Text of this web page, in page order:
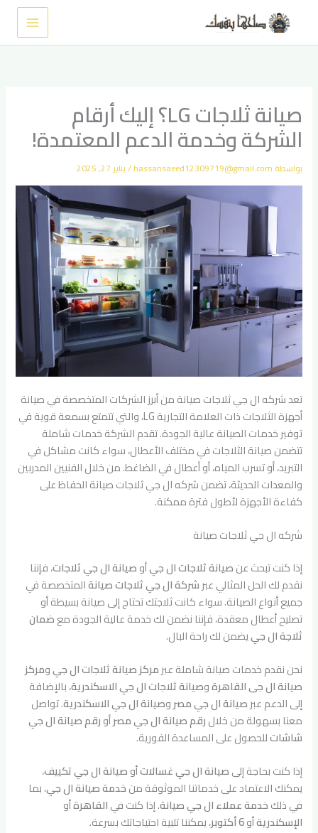
المحتوى
صيانة ثلاجات LG؟ إليك أرقام
الشركة وخدمة الدعم المعتمدة!
بواسطة hassansaeed12309719@gmail.com
/يناير 27, 2025
تعد شركه ال جي ثلاجات صيانة من أبرز الشركات المتخصصة في صيانة
أجهزة الثلاجات ذات العلامة التجارية LG، والتي تتمتع بسمعة قوية في
توفير خدمات الصيانة عالية الجودة. تقدم الشركة خدمات شاملة
تتضمن صيانة الثلاجات في مختلف الأعطال، سواء كانت مشاكل في
التبريد، أو تسرب المياه، أو أعطال في الضاغط. من خلال الفنيين المدربين
والمعدات الحديثة، تضمن شركه ال جي ثلاجات صيانة الحفاظ على
كفاءة الأجهزة لأطول فترة ممكنة.
شركه ال جي ثلاجات صيانة
إذا كنت تبحث عنصيانة ثلاجات ال جيأوصيانة ال جي ثلاجات، فإننا
نقدم لك الحل المثالي عبرشركة ال جي ثلاجات صيانةالمتخصصة في
جميع أنواع الصيانة. سواء كانت ثلاجتك تحتاج إلى صيانة بسيطة أو
تصليح أعطال معقدة، فإننا نضمن لك خدمة عالية الجودة معضمان
ثلاجة ال جييضمن لك راحة البال.
نحن نقدم خدمات صيانة شاملة عبرمركز صيانة ثلاجات ال جيومركز
صيانة ال جى القاهرةوصيانة ثلاجات ال جي الاسكندرية، بالإضافة
إلى الدعم عبرصيانة ال جي مصروصيانة ال جي الاسكندرية. تواصل
معنا بسهولة من خلالرقم صيانة ال جي مصرأورقم صيانة ال جي
شاشاتللحصول على المساعدة الفورية.
إذا كنت بحاجة إلىصيانة ال جي غسالاتأوصيانة ال جي تكييف،
يمكنك الاعتماد على خدماتنا الموثوقة منخدمة صيانة ال جي، بما
في ذلكخدمة عملاء ال جي صيانة. إذا كنت فيالقاهرةأو
الإسكندريةأو6 أكتوبر
، يمكننا تلبية احتياجاتك بسرعة.